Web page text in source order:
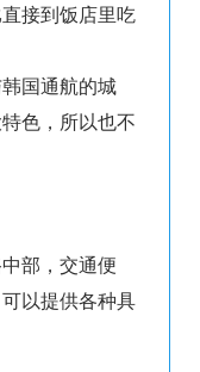
接到饭店里吃
国通航的城
色，所以也不
部，交通便
以提供各种具